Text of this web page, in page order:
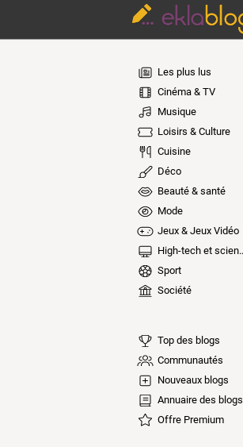
Les plus lus
Cinéma & TV
Musique
Loisirs & Culture
Cuisine
Déco
Beauté & santé
Mode
Jeux & Jeux Vidéo
High-tech et sciences
Sport
Société
Top des blogs
Communautés
Nouveaux blogs
Annuaire des blogs
Offre Premium